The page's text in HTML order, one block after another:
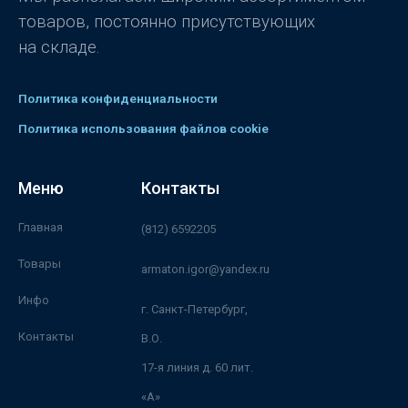
товаров, постоянно присутствующих
на складе.
Политика конфиденциальности
Политика использования файлов cookie
Меню
Главная
Товары
Инфо
Контакты
Контакты
(812) 6592205
armaton.igor@yandex.ru
г. Санкт-Петербург,
В.О.
17-я линия д. 60 лит.
«А»